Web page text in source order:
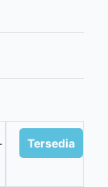
Tersedia